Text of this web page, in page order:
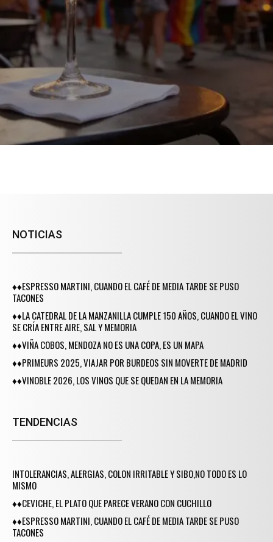
NOTICIAS
♦♦ESPRESSO MARTINI, CUANDO EL CAFÉ DE MEDIA TARDE SE PUSO
TACONES
♦♦LA CATEDRAL DE LA MANZANILLA CUMPLE 150 AÑOS, CUANDO EL VINO
SE CRÍA ENTRE AIRE, SAL Y MEMORIA
♦♦VIÑA COBOS, MENDOZA NO ES UNA COPA, ES UN MAPA
♦♦PRIMEURS 2025, VIAJAR POR BURDEOS SIN MOVERTE DE MADRID
♦♦VINOBLE 2026, LOS VINOS QUE SE QUEDAN EN LA MEMORIA
TENDENCIAS
INTOLERANCIAS, ALERGIAS, COLON IRRITABLE Y SIBO,NO TODO ES LO
MISMO
♦♦CEVICHE, EL PLATO QUE PARECE VERANO CON CUCHILLO
♦♦ESPRESSO MARTINI, CUANDO EL CAFÉ DE MEDIA TARDE SE PUSO
TACONES